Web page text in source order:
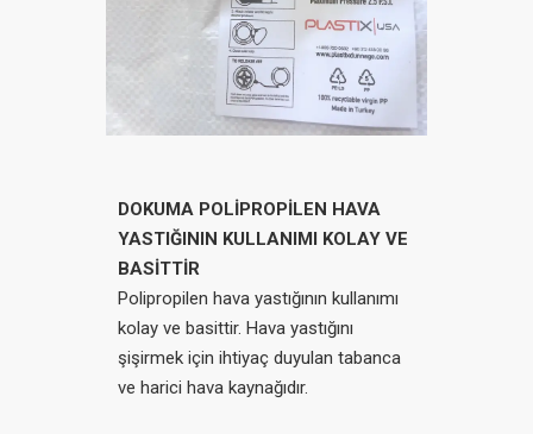
DOKUMA POLİPROPİLEN HAVA
YASTIĞININ KULLANIMI KOLAY VE
BASİTTİR
Polipropilen hava yastığının kullanımı
kolay ve basittir. Hava yastığını
şişirmek için ihtiyaç duyulan tabanca
ve harici hava kaynağıdır.